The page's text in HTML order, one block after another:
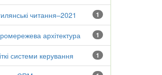
1
читання–2021
1
архітектура
1
системи керування